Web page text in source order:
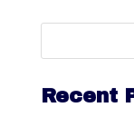
Recent